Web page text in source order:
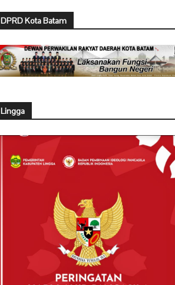
DPRD Kota Batam
Lingga